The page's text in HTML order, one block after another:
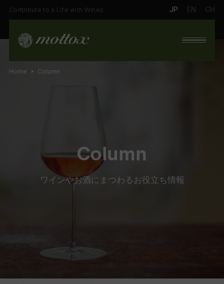
Contribute to a Life with Wines. JP EN CH
Column
ワインやお酒にまつわるお役立ち情報
Home Column